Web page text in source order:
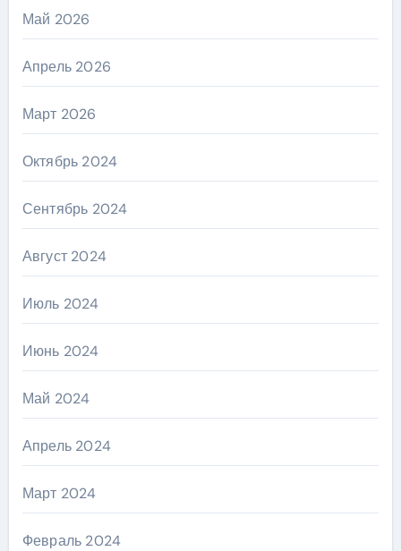
Май 2026
Апрель 2026
Март 2026
Октябрь 2024
Сентябрь 2024
Август 2024
Июль 2024
Июнь 2024
Май 2024
Апрель 2024
Март 2024
Февраль 2024